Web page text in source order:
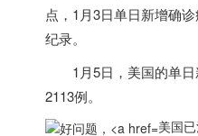
点，1月3日单日新增确
纪录。
1月5日， 美国的单
2113例。
美国